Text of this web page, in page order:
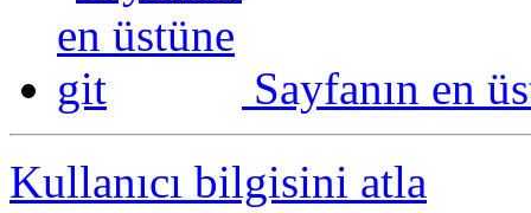
Sayfanın en
Kullanıcı bilgisini atla